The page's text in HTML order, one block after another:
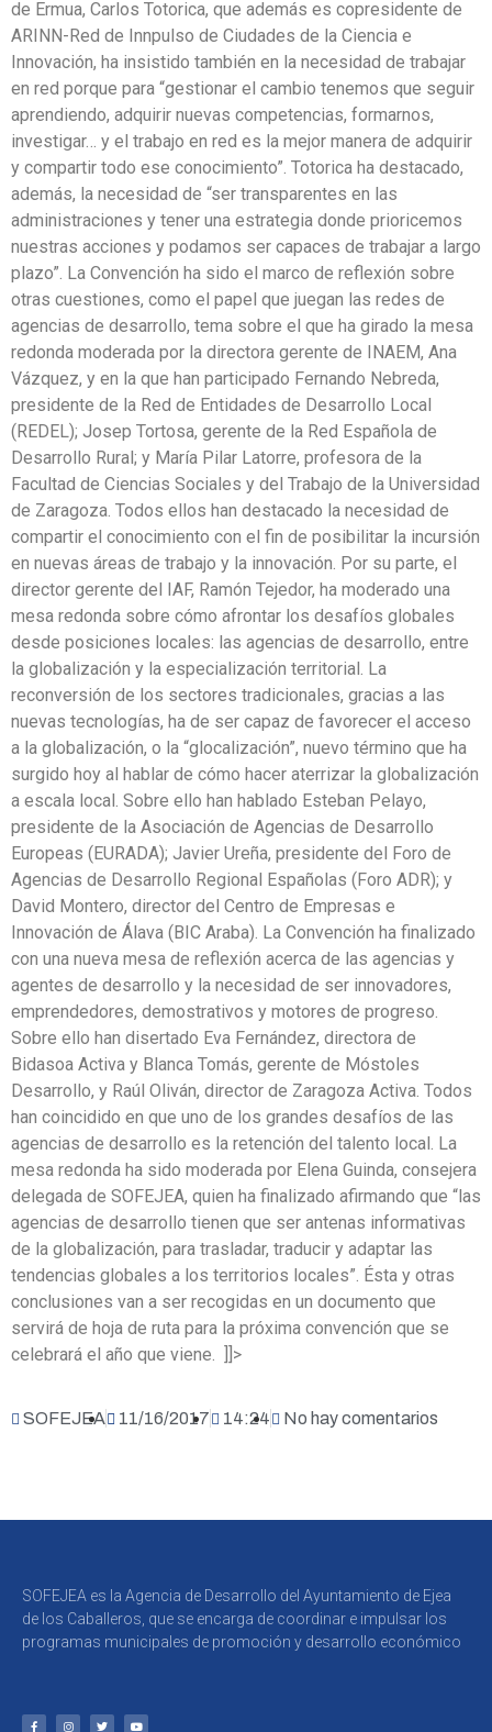
de Ermua, Carlos Totorica, que además es copresidente de
ARINN-Red de Innpulso de Ciudades de la Ciencia e
Innovación, ha insistido también en la necesidad de trabajar
en red porque para “gestionar el cambio tenemos que seguir
aprendiendo, adquirir nuevas competencias, formarnos,
investigar… y el trabajo en red es la mejor manera de adquirir
y compartir todo ese conocimiento”. Totorica ha destacado,
además, la necesidad de “ser transparentes en las
administraciones y tener una estrategia donde prioricemos
nuestras acciones y podamos ser capaces de trabajar a largo
plazo”. La Convención ha sido el marco de reflexión sobre
otras cuestiones, como el papel que juegan las redes de
agencias de desarrollo, tema sobre el que ha girado la mesa
redonda moderada por la directora gerente de INAEM, Ana
Vázquez, y en la que han participado Fernando Nebreda,
presidente de la Red de Entidades de Desarrollo Local
(REDEL); Josep Tortosa, gerente de la Red Española de
Desarrollo Rural; y María Pilar Latorre, profesora de la
Facultad de Ciencias Sociales y del Trabajo de la Universidad
de Zaragoza. Todos ellos han destacado la necesidad de
compartir el conocimiento con el fin de posibilitar la incursión
en nuevas áreas de trabajo y la innovación. Por su parte, el
director gerente del IAF, Ramón Tejedor, ha moderado una
mesa redonda sobre cómo afrontar los desafíos globales
desde posiciones locales: las agencias de desarrollo, entre
la globalización y la especialización territorial. La
reconversión de los sectores tradicionales, gracias a las
nuevas tecnologías, ha de ser capaz de favorecer el acceso
a la globalización, o la “glocalización”, nuevo término que ha
surgido hoy al hablar de cómo hacer aterrizar la globalización
a escala local. Sobre ello han hablado Esteban Pelayo,
presidente de la Asociación de Agencias de Desarrollo
Europeas (EURADA); Javier Ureña, presidente del Foro de
Agencias de Desarrollo Regional Españolas (Foro ADR); y
David Montero, director del Centro de Empresas e
Innovación de Álava (BIC Araba). La Convención ha finalizado
con una nueva mesa de reflexión acerca de las agencias y
agentes de desarrollo y la necesidad de ser innovadores,
emprendedores, demostrativos y motores de progreso.
Sobre ello han disertado Eva Fernández, directora de
Bidasoa Activa y Blanca Tomás, gerente de Móstoles
Desarrollo, y Raúl Oliván, director de Zaragoza Activa. Todos
han coincidido en que uno de los grandes desafíos de las
agencias de desarrollo es la retención del talento local. La
mesa redonda ha sido moderada por Elena Guinda, consejera
delegada de SOFEJEA, quien ha finalizado afirmando que “las
agencias de desarrollo tienen que ser antenas informativas
de la globalización, para trasladar, traducir y adaptar las
tendencias globales a los territorios locales”. Ésta y otras
conclusiones van a ser recogidas en un documento que
servirá de hoja de ruta para la próxima convención que se
celebrará el año que viene. ]]>
SOFEJEA 11/16/2017 14:24 No hay comentarios
SOFEJEA es la Agencia de Desarrollo del Ayuntamiento de Ejea
de los Caballeros, que se encarga de coordinar e impulsar los
programas municipales de promoción y desarrollo económico